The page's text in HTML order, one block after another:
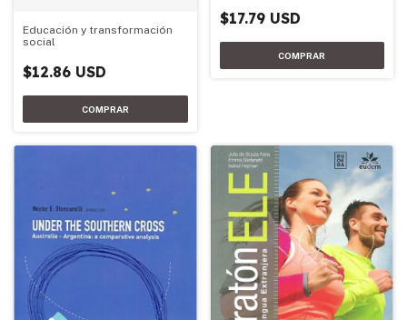
Educación y transformación
social
$12.86 USD
$17.79 USD